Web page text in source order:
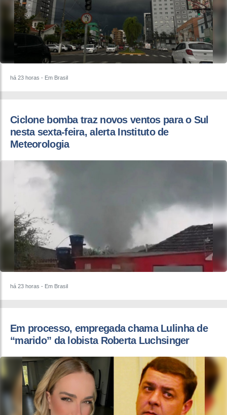
há 23 horas - Em Brasil
Ciclone bomba traz novos ventos para o Sul
nesta sexta-feira, alerta Instituto de
Meteorologia
há 23 horas - Em Brasil
Em processo, empregada chama Lulinha de
“marido” da lobista Roberta Luchsinger